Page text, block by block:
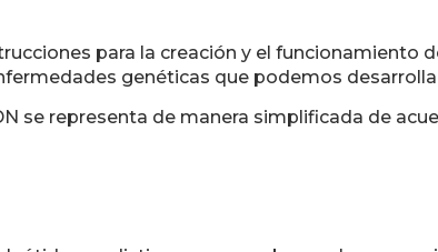
para la creación y el funcionamiento
genéticas que podemos
se representa de manera simplificada de